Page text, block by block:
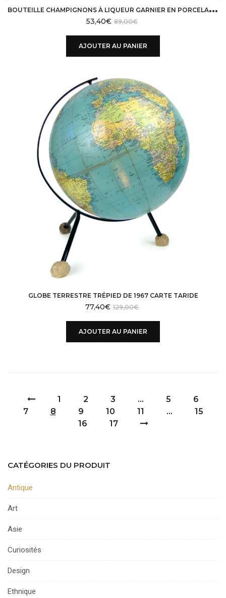
B
OUTEILLE CHAMPIGNONS À LIQUEUR GARNIER EN PORCELAINE CÈPES ET SOUS-BOIS FRANCE
89,00€
53,40€
AJOUTER AU PANIER
GLOBE TERRESTRE TRÉPIED DE 1967 CARTE TARIDE
129,00€
77,40€
AJOUTER AU PANIER
1 2 3 … 5
6
7
8 9 10 11 …
15
16
17
CATÉGORIES DU PRODUIT
Antique
Art
Asie
Curiosités
Design
Ethnique